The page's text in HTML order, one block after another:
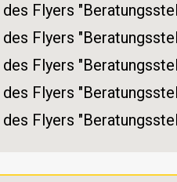
Flyers
Flyers
Flyers
Flyers
Flyers